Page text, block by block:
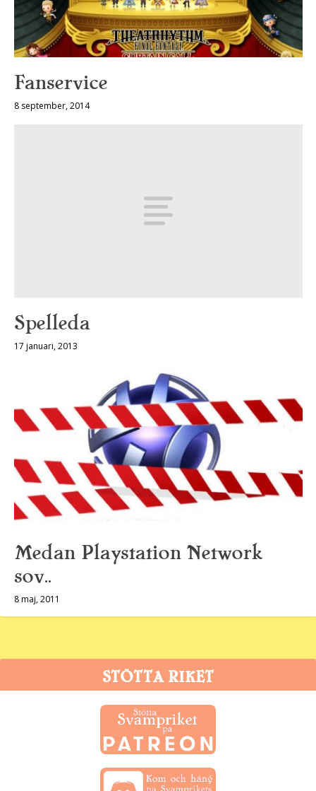
Fanservice
8 september, 2014
Spelleda
17 januari, 2013
Medan Playstation Network
sov..
8 maj, 2011
STÖTTA RIKET